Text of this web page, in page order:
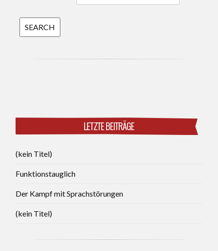
LETZTE BEITRÄGE
(kein Titel)
Funktionstauglich
Der Kampf mit Sprachstörungen
(kein Titel)